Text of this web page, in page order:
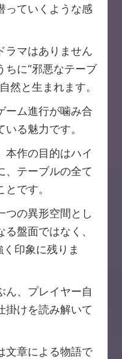
っていくような感
ラマはありません
ちに“邪悪なテーブ
然と生まれます。
ーム進行が噛み合
る魅力です。
本作の目的はハイ
、テーブルの全て
です。
つの異形空間とし
盤面ではなく、
印象に残りま
ん、プレイヤー自
掛けを読み解いて
文章による物語で